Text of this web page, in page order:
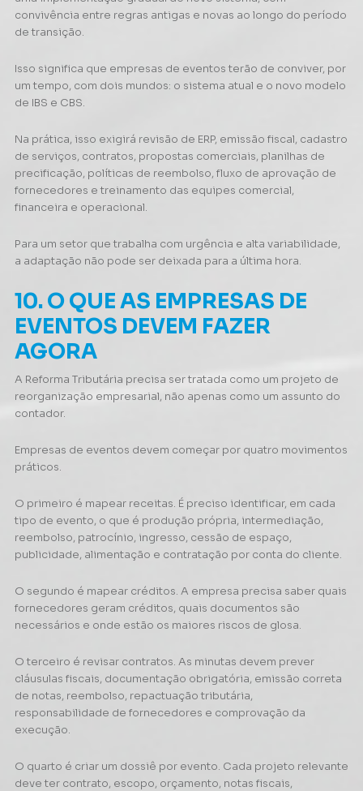
convivência entre regras antigas e novas ao longo do período
de transição.
Isso significa que empresas de eventos terão de conviver, por
um tempo, com dois mundos: o sistema atual e o novo modelo
de IBS e CBS.
Na prática, isso exigirá revisão de ERP, emissão fiscal, cadastro
de serviços, contratos, propostas comerciais, planilhas de
precificação, políticas de reembolso, fluxo de aprovação de
fornecedores e treinamento das equipes comercial,
financeira e operacional.
Para um setor que trabalha com urgência e alta variabilidade,
a adaptação não pode ser deixada para a última hora.
10. O QUE AS EMPRESAS DE
EVENTOS DEVEM FAZER
AGORA
A Reforma Tributária precisa ser tratada como um projeto de
reorganização empresarial, não apenas como um assunto do
contador.
Empresas de eventos devem começar por quatro movimentos
práticos.
O primeiro é mapear receitas. É preciso identificar, em cada
tipo de evento, o que é produção própria, intermediação,
reembolso, patrocínio, ingresso, cessão de espaço,
publicidade, alimentação e contratação por conta do cliente.
O segundo é mapear créditos. A empresa precisa saber quais
fornecedores geram créditos, quais documentos são
necessários e onde estão os maiores riscos de glosa.
O terceiro é revisar contratos. As minutas devem prever
cláusulas fiscais, documentação obrigatória, emissão correta
de notas, reembolso, repactuação tributária,
responsabilidade de fornecedores e comprovação da
execução.
O quarto é criar um dossiê por evento. Cada projeto relevante
deve ter contrato, escopo, orçamento, notas fiscais,